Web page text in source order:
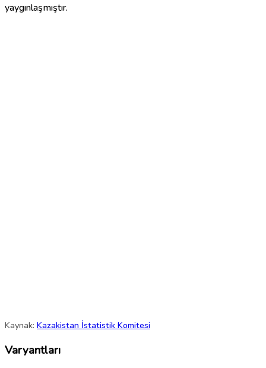
yaygınlaşmıştır.
Kaynak: Kazakistan İstatistik Komitesi
Varyantları